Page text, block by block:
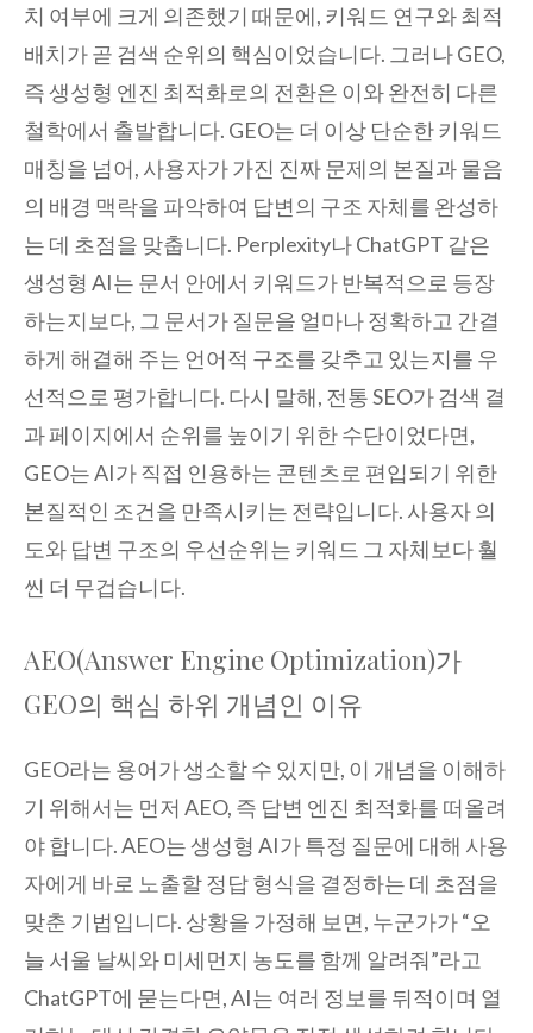
치 여부에 크게 의존했기 때문에, 키워드 연구와 최적
배치가 곧 검색 순위의 핵심이었습니다. 그러나 GEO,
즉 생성형 엔진 최적화로의 전환은 이와 완전히 다른
철학에서 출발합니다. GEO는 더 이상 단순한 키워드
매칭을 넘어, 사용자가 가진 진짜 문제의 본질과 물음
의 배경 맥락을 파악하여 답변의 구조 자체를 완성하
는 데 초점을 맞춥니다. Perplexity나 ChatGPT 같은
생성형 AI는 문서 안에서 키워드가 반복적으로 등장
하는지보다, 그 문서가 질문을 얼마나 정확하고 간결
하게 해결해 주는 언어적 구조를 갖추고 있는지를 우
선적으로 평가합니다. 다시 말해, 전통 SEO가 검색 결
과 페이지에서 순위를 높이기 위한 수단이었다면,
GEO는 AI가 직접 인용하는 콘텐츠로 편입되기 위한
본질적인 조건을 만족시키는 전략입니다. 사용자 의
도와 답변 구조의 우선순위는 키워드 그 자체보다 훨
씬 더 무겁습니다.
AEO(Answer Engine Optimization)가
GEO의 핵심 하위 개념인 이유
GEO라는 용어가 생소할 수 있지만, 이 개념을 이해하
기 위해서는 먼저 AEO, 즉 답변 엔진 최적화를 떠올려
야 합니다. AEO는 생성형 AI가 특정 질문에 대해 사용
자에게 바로 노출할 정답 형식을 결정하는 데 초점을
맞춘 기법입니다. 상황을 가정해 보면, 누군가가 “오
늘 서울 날씨와 미세먼지 농도를 함께 알려줘”라고
ChatGPT에 묻는다면, AI는 여러 정보를 뒤적이며 열